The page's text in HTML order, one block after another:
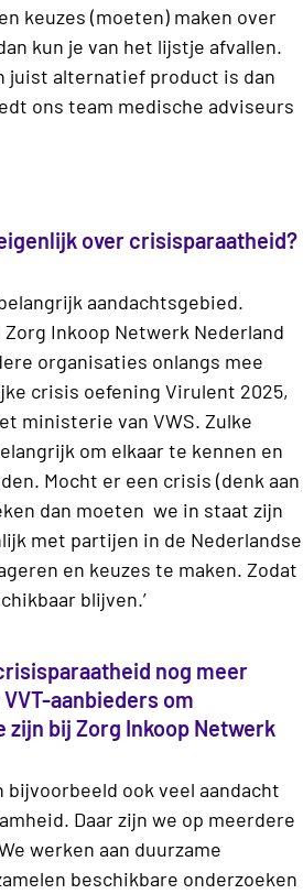
keuzes (moeten) maken over
kun je van het lijstje afvallen.
juist alternatief product is dan
ons team medische adviseurs
over crisisparaatheid?
aandachtsgebied.
Zorg Inkoop Netwerk Nederland
organisaties onlangs mee
crisis oefening Virulent 2025,
ministerie van VWS. Zulke
om elkaar te kennen en
Mocht er een crisis (denk aan
dan moeten we in staat zijn
met partijen in de Nederlandse
en keuzes te maken. Zodat
blijven.’
nog meer
aanbieders om
zijn bij Zorg Inkoop Netwerk
bijvoorbeeld ook veel aandacht
Daar zijn we op meerdere
werken aan duurzame
beschikbare onderzoeken